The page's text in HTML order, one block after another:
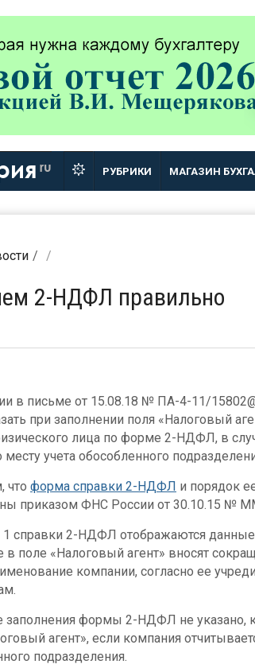
ru РУБРИКИ МАГАЗИН
2-НДФЛ правильно
в письме от 15.08.18 № ПА-4-11/15802@
при заполнении поля «Налоговый
лица по форме 2-НДФЛ, в
месту учета обособленного
что форма справки 2-НДФЛ и порядок
приказом ФНС России от 30.10.15 №
1 справки 2-НДФЛ отображаются
в поле «Налоговый агент» вносят
компании, согласно ее
заполнения формы 2-НДФЛ не указано,
агент», если компания
подразделения.